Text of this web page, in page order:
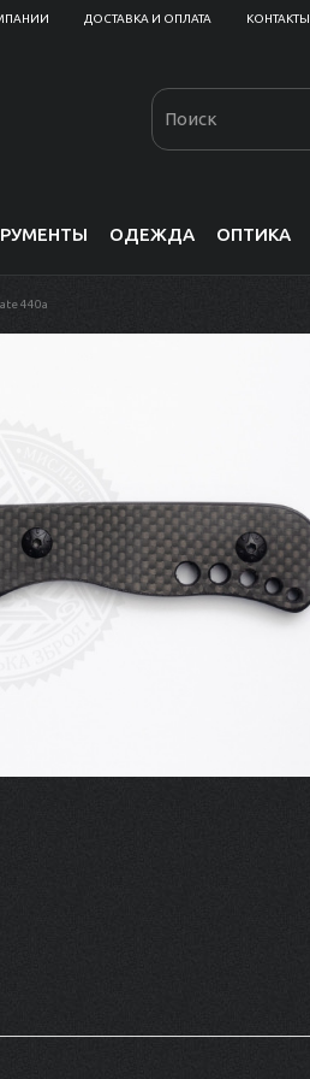
ДОСТАВКА И ОПЛАТА КОНТАКТЫ
ОДЕЖДА ОПТИКА
440a